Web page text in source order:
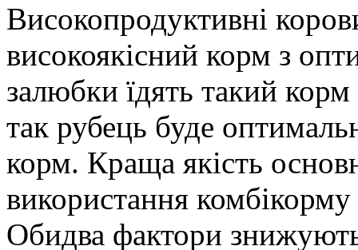
Високопродуктивні
високоякісний корм з
залюбки їдять такий
так рубець буде
корм. Краща якість
використання
Обидва фактори